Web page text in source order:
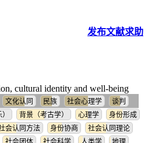
发布文献求助
cultural identity and well-being
文化认同 民族 社会心理学
谈判
背景（考古学） 心理学
身份形成
会认同方法 身份协商
社会认同理论